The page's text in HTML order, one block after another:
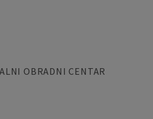
OBRADNI CENTAR